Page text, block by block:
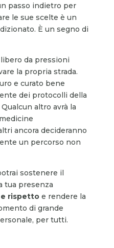
passo indietro per
le sue scelte è un
È un segno di
da pressioni
la propria strada.
e curato bene
dei protocolli della
altro avrà la
ancora decideranno
un percorso non
sostenere il
tua presenza
rispettoe rendere la
di grande
per tutti.